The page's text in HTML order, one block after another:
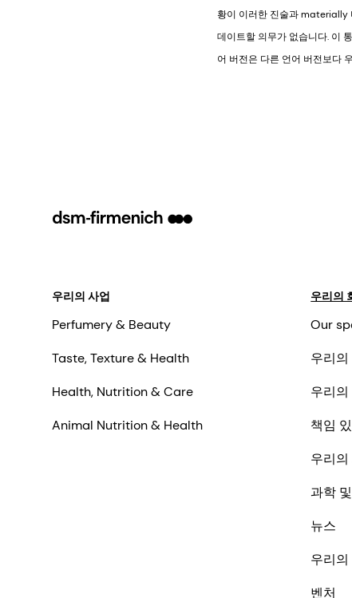
황이 이러한 진술과 materially
데이트할 의무가 없습니다. 이
어 버전은 다른 언어 버전보다
우리의 사업
Perfumery & Beauty
Taste, Texture & Health
Health, Nutrition & Care
Animal Nutrition & Health
우리의
Our
우리의
우리의
책임
우리의
과학
뉴스
우리의
벤처